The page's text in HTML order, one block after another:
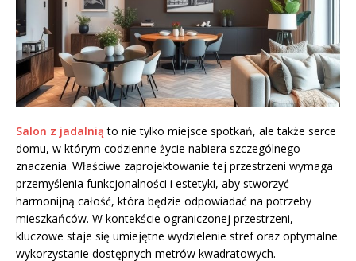
Salon z jadalnią to nie tylko miejsce spotkań, ale także serce
domu, w którym codzienne życie nabiera szczególnego
znaczenia. Właściwe zaprojektowanie tej przestrzeni wymaga
przemyślenia funkcjonalności i estetyki, aby stworzyć
harmonijną całość, która będzie odpowiadać na potrzeby
mieszkańców. W kontekście ograniczonej przestrzeni,
kluczowe staje się umiejętne wydzielenie stref oraz optymalne
wykorzystanie dostępnych metrów kwadratowych.